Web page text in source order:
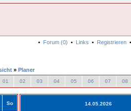
• Forum (0) • Links • Registrieren
» Planer
01 02 03 04 05 06 07 08
So 14.05.2026